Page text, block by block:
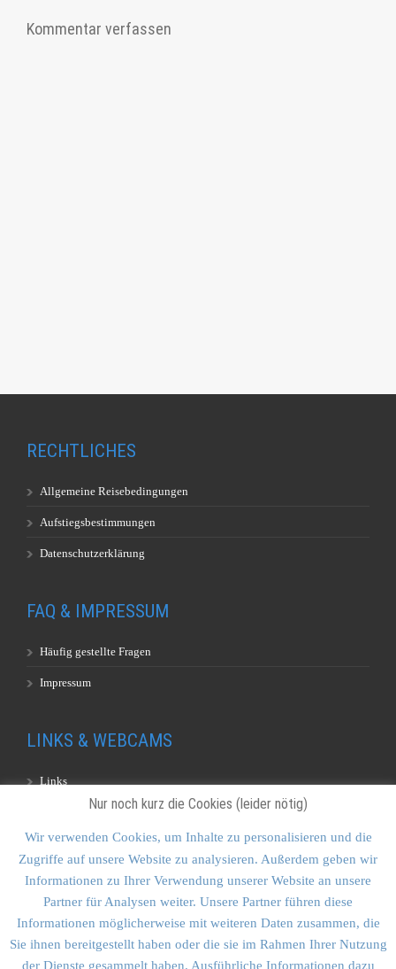
Kommentar verfassen
RECHTLICHES
Allgemeine Reisebedingungen
Aufstiegsbestimmungen
Datenschutzerklärung
FAQ & IMPRESSUM
Häufig gestellte Fragen
Impressum
LINKS & WEBCAMS
Links
KONTAKT & SITEMAP
Kontakt
Sitemap
Nur noch kurz die Cookies (leider nötig)
Wir verwenden Cookies, um Inhalte zu personalisieren und die
Zugriffe auf unsere Website zu analysieren. Außerdem geben wir
Informationen zu Ihrer Verwendung unserer Website an unsere
Partner für Analysen weiter. Unsere Partner führen diese
Informationen möglicherweise mit weiteren Daten zusammen, die
Sie ihnen bereitgestellt haben oder die sie im Rahmen Ihrer Nutzung
der Dienste gesammelt haben. Ausführliche Informationen dazu